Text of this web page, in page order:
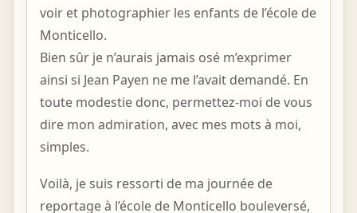
voir et photographier les enfants de l’école de
Monticello.
Bien sûr je n’aurais jamais osé m’exprimer
ainsi si Jean Payen ne me l’avait demandé. En
toute modestie donc, permettez-moi de vous
dire mon admiration, avec mes mots à moi,
simples.
Voilà, je suis ressorti de ma journée de
reportage à l’école de Monticello bouleversé,